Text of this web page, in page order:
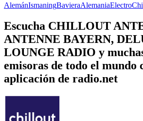
AlemánIsmaningBavieraAlemaniaElectro
Escucha CHILLOUT
ANTENNE BAYERN,
LOUNGE RADIO y
emisoras de todo el mundo
aplicación de radio.net